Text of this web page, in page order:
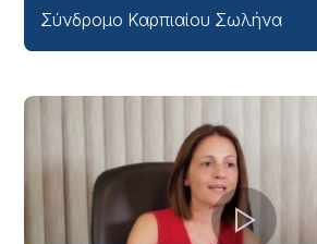
Σύνδρομο Καρπιαίου Σωλήνα